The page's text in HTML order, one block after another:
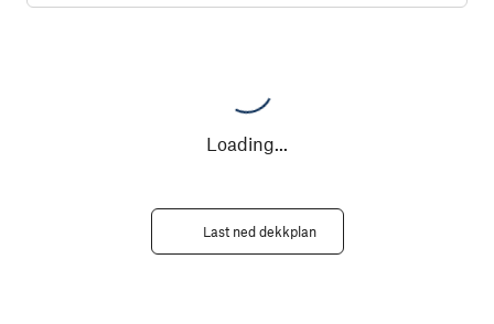
Loading
Last ned dekkplan